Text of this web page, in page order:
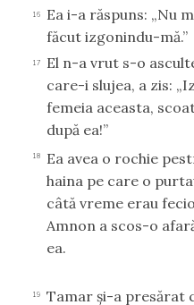
16
Ea i-a răspuns: „Nu
făcut izgonindu-mă.”
17
El n-a vrut s-o
care-i slujea, a zis:
femeia aceasta,
după ea!”
18 Ea avea o rochie
haina pe care o
câtă vreme erau
Amnon a scos-o
ea.
19 Tamar şi-a presărat